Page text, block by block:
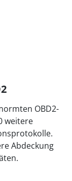
OBD2-
weitere
Abdeckung